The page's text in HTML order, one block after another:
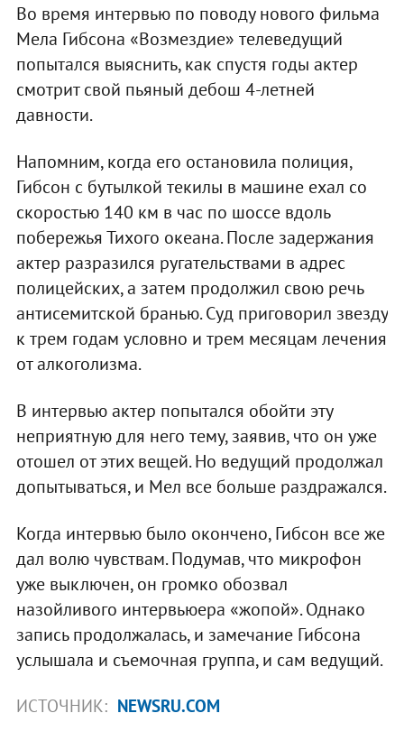
Во время интервью по поводу нового фильма
Мела Гибсона «Возмездие» телеведущий
попытался выяснить, как спустя годы актер
смотрит свой пьяный дебош 4-летней
давности.
Напомним, когда его остановила полиция,
Гибсон с бутылкой текилы в машине ехал со
скоростью 140 км в час по шоссе вдоль
побережья Тихого океана. После задержания
актер разразился ругательствами в адрес
полицейских, а затем продолжил свою речь
антисемитской бранью. Суд приговорил звезду
к трем годам условно и трем месяцам лечения
от алкоголизма.
В интервью актер попытался обойти эту
неприятную для него тему, заявив, что он уже
отошел от этих вещей. Но ведущий продолжал
допытываться, и Мел все больше раздражался.
Когда интервью было окончено, Гибсон все же
дал волю чувствам. Подумав, что микрофон
уже выключен, он громко обозвал
назойливого интервьюера «жопой». Однако
запись продолжалась, и замечание Гибсона
услышала и съемочная группа, и сам ведущий.
ИСТОЧНИК: NEWSRU.COM